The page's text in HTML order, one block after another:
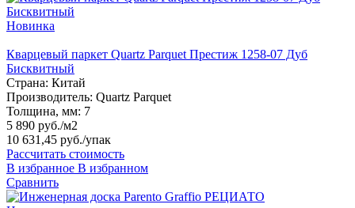
Новинка
Кварцевый паркет Quartz Parquet Престиж 1258-07 Дуб
Бисквитный
Страна: Китай
Производитель: Quartz Parquet
Толщина, мм: 7
5 890 руб./м2
10 631,45 руб./упак
Рассчитать стоимость
В избранное В избранном
Сравнить